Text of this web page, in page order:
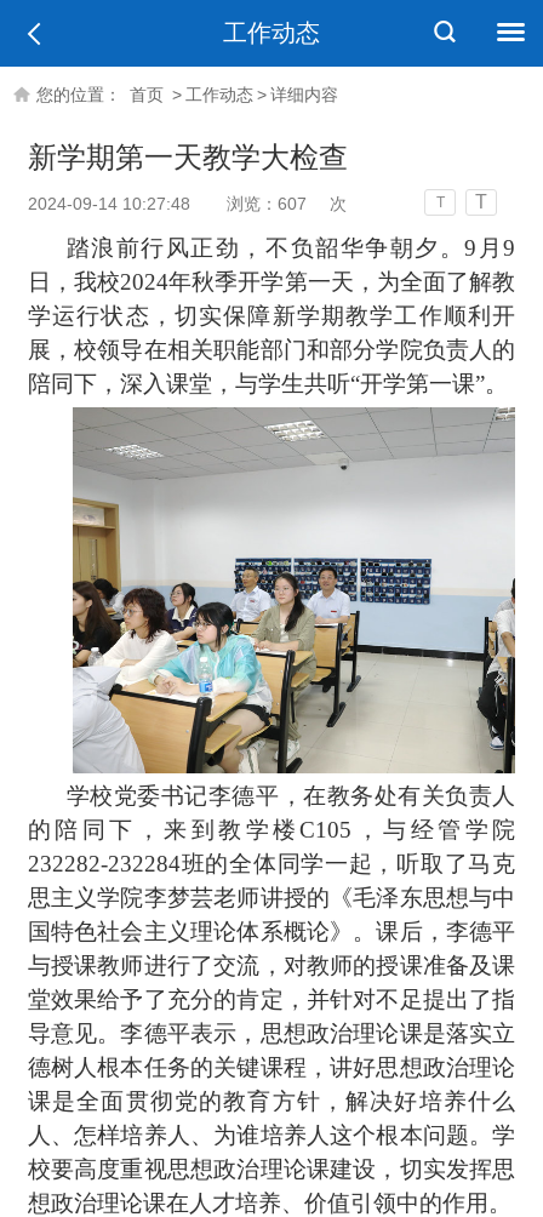
工作动态
您的位置： 首页 > 工作动态>详细内容
新学期第一天教学大检查
2024-09-14 10:27:48 浏览： 607 次 T T
踏浪前行风正劲，不负韶华争朝夕。9月9
日，我校2024年秋季开学第一天，为全面了解教
学运行状态，切实保障新学期教学工作顺利开
展，校领导在相关职能部门和部分学院负责人的
陪同下，深入课堂，与学生共听“开学第一课”。
学校党委书记李德平，在教务处有关负责人
的陪同下，来到教学楼C105，与经管学院
232282-232284班的全体同学一起，听取了马克
思主义学院李梦芸老师讲授的《毛泽东思想与中
国特色社会主义理论体系概论》。课后，李德平
与授课教师进行了交流，对教师的授课准备及课
堂效果给予了充分的肯定，并针对不足提出了指
导意见。李德平表示，思想政治理论课是落实立
德树人根本任务的关键课程，讲好思想政治理论
课是全面贯彻党的教育方针，解决好培养什么
人、怎样培养人、为谁培养人这个根本问题。学
校要高度重视思想政治理论课建设，切实发挥思
想政治理论课在人才培养、价值引领中的作用。